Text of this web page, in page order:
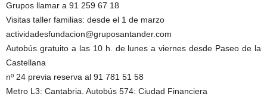
Grupos llamar a 91 259 67 18
Visitas taller familias: desde el 1 de marzo
actividadesfundacion@gruposantander.com
Autobús gratuito a las 10 h. de lunes a viernes desde Paseo de la
Castellana
nº 24 previa reserva al 91 781 51 58
Metro L3: Cantabria. Autobús 574: Ciudad Financiera